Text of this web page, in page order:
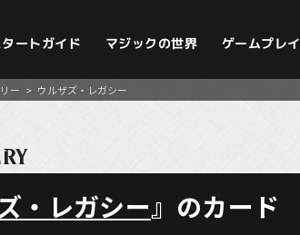
ートガイド マジックの世界 ゲームプレイ
ー > ウルザズ・レガシー
・レガシー』のカード